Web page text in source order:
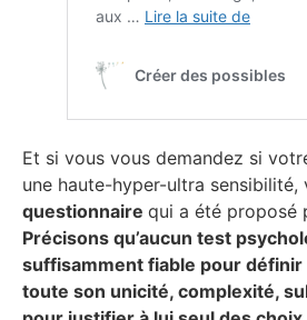
Et si vous vous demandez si
une haute-hyper-ultra sensibilité,
questionnaire qui a été proposé
Précisons qu’aucun test
suffisamment fiable pour
toute son unicité, complexité,